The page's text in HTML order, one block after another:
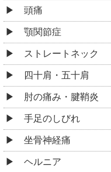
頭痛
顎関節症
ストレートネック
四十肩・五十肩
肘の痛み・腱鞘炎
手足のしびれ
坐骨神経痛
ヘルニア